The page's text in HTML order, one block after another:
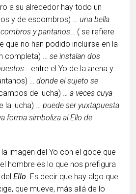
a su alrededor hay todo un
y de escombros) …una bella
y pantanos… ( se refiere
que no han podido incluirse en la
completa) …se instalan dos
… entre el Yo de la arena y
…donde el sujeto se
de lucha) …a veces cuya
la lucha) …puede ser yuxtapuesta
forma simboliza al Ello de
imagen del Yo con el goce que
hombre es lo que nos prefigura
delEllo. Es decir que hay algo que
que mueve, más allá de lo